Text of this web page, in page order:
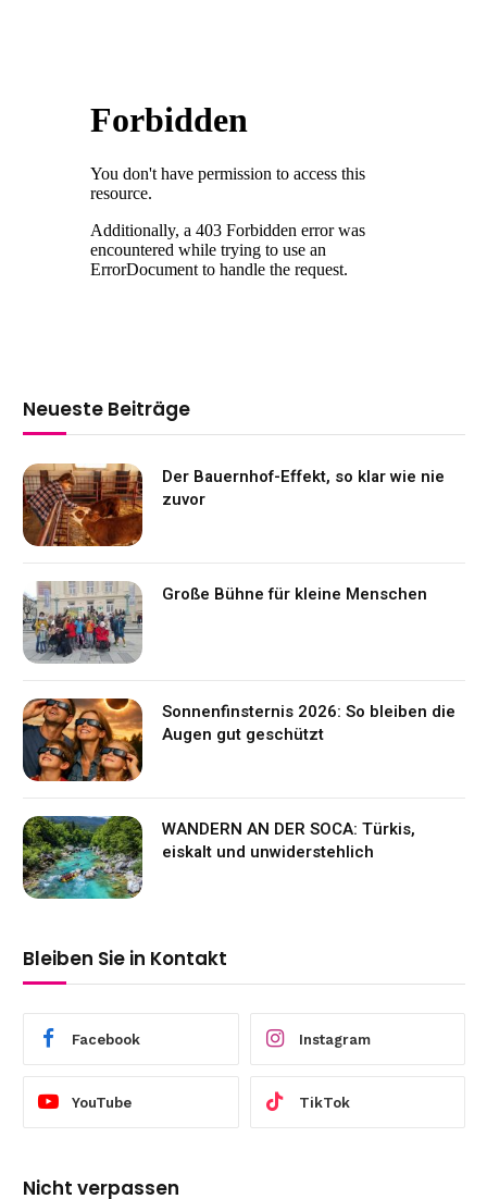
Neueste Beiträge
Der Bauernhof-Effekt, so klar wie nie
zuvor
Große Bühne für kleine Menschen
Sonnenfinsternis 2026: So bleiben die
Augen gut geschützt
WANDERN AN DER SOCA: Türkis,
eiskalt und unwiderstehlich
Bleiben Sie in Kontakt
Facebook Instagram
YouTube TikTok
Nicht verpassen